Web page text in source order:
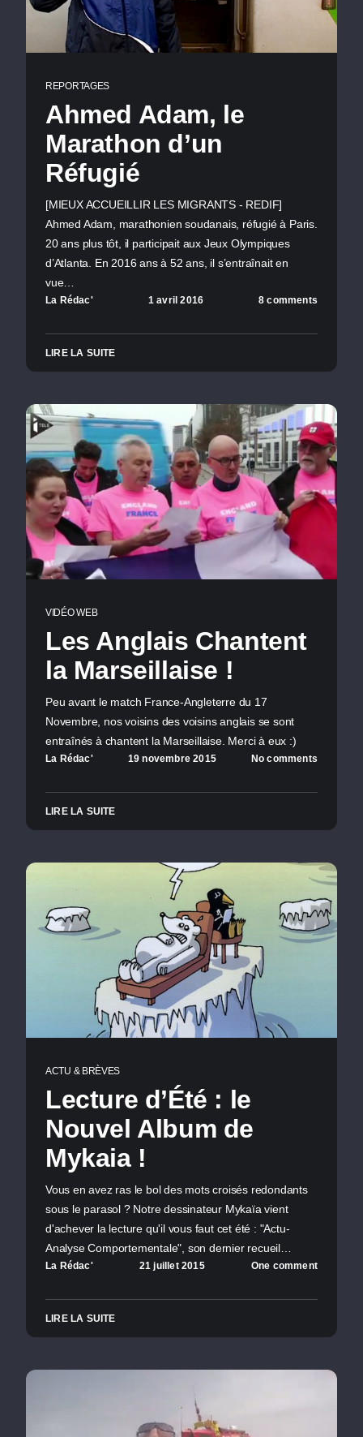
REPORTAGES
Ahmed Adam, le
Marathon d’un
Réfugié
[MIEUX ACCUEILLIR LES MIGRANTS - REDIF]
Ahmed Adam, marathonien soudanais, réfugié à Paris.
20 ans plus tôt, il participait aux Jeux Olympiques
d’Atlanta. En 2016 ans à 52 ans, il s’entraînait en
vue…
La Rédac' 1 avril 2016 8 comments
LIRE LA SUITE
VIDÉO WEB
Les Anglais Chantent
la Marseillaise !
Peu avant le match France-Angleterre du 17
Novembre, nos voisins des voisins anglais se sont
entraînés à chantent la Marseillaise. Merci à eux :)
La Rédac' 19 novembre 2015 No comments
LIRE LA SUITE
ACTU & BRÈVES
Lecture d’Été : le
Nouvel Album de
Mykaia !
Vous en avez ras le bol des mots croisés redondants
sous le parasol ? Notre dessinateur Mykaïa vient
d'achever la lecture qu'il vous faut cet été : "Actu-
Analyse Comportementale", son dernier recueil…
La Rédac' 21 juillet 2015 One comment
LIRE LA SUITE